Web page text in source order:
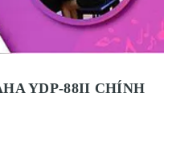
YDP-88II CHÍNH